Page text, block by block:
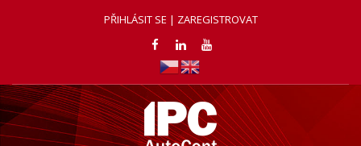
PŘIHLÁSIT SE | ZAREGISTROVAT